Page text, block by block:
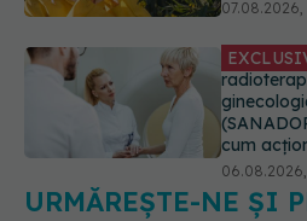
cum
potențial
07.08.2026,
URMĂREȘTE-NE ȘI